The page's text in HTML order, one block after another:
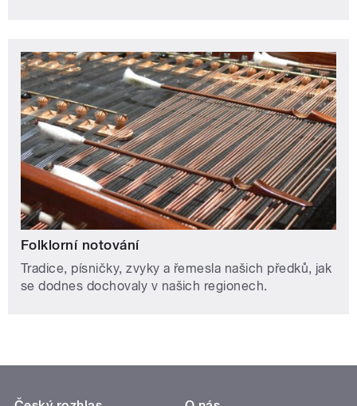
Folklorní notování
Tradice, písničky, zvyky a řemesla našich předků, jak
se dodnes dochovaly v našich regionech.